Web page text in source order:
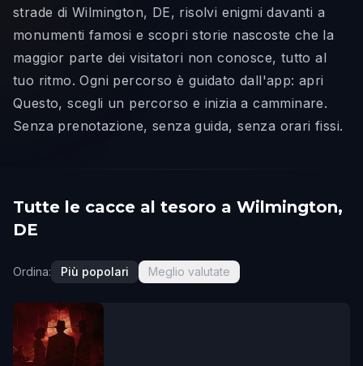
strade di Wilmington, DE, risolvi enigmi davanti a
monumenti famosi e scopri storie nascoste che la
maggior parte dei visitatori non conosce, tutto al
tuo ritmo. Ogni percorso è guidato dall'app: apri
Questo, scegli un percorso e inizia a camminare.
Senza prenotazione, senza guida, senza orari fissi.
Tutte le cacce al tesoro a Wilmington,
DE
Ordina: Più popolari Meglio valutate